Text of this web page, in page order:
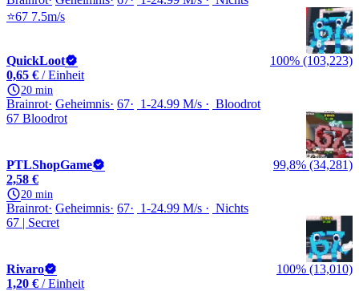
⭐67 7.5m/s
QuickLoot
100% (103,223)
0,65 € / Einheit
20 min
Brainrot Geheimnis 67 1-24.99 M/s
Bloodrot
67 Bloodrot
PTLShopGame
99,8% (34,281)
2,58 €
20 min
Brainrot Geheimnis 67 1-24.99 M/s
Nichts
67 | Secret
Rivaro
100% (13,010)
1,20 € / Einheit